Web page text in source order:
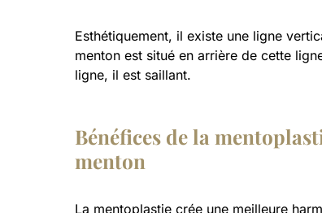
Esthétiquement, il existe une ligne
menton est situé en arrière de cette
ligne, il est saillant.
Bénéfices de la
menton
La mentoplastie crée une meilleure